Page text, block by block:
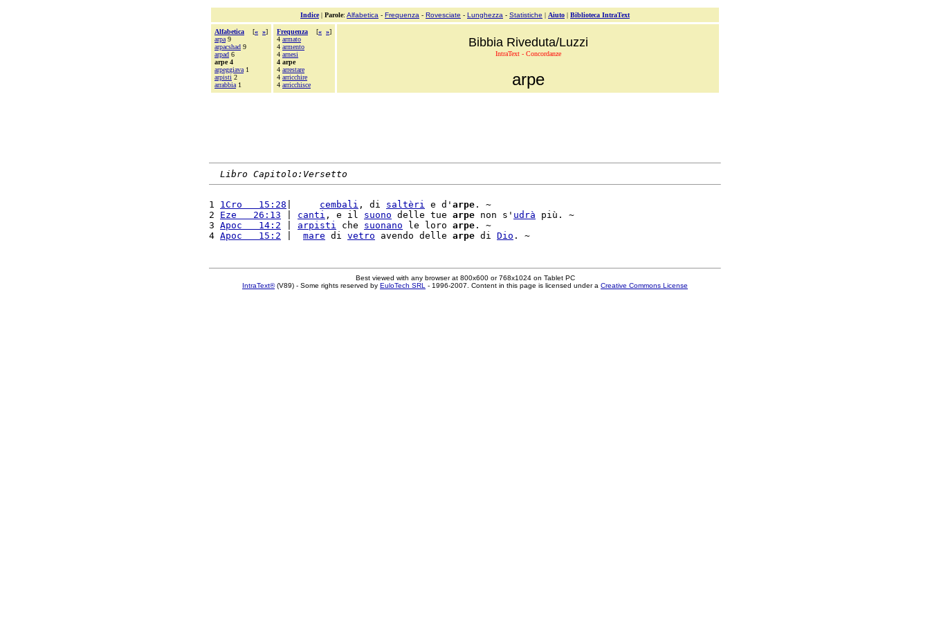
Indice| Parole: Alfabetica - Frequenza - Rovesciate - Lunghezza - Statistiche | Aiuto | Biblioteca IntraText
Alfabetica [« »]
arpa 9
arpacshad 9
arpad 6
arpe 4
arpeggiava 1
arpisti 2
arrabbia 1
Frequenza [« »]
4 armato
4 armento
4 arnesi
4 arpe
4 arrestare
4 arricchire
4 arricchisce
Bibbia Riveduta/Luzzi
IntraText - Concordanze
arpe
Libro Capitolo:Versetto
1 1Cro   15:28 cembali , di saltèri e d' arpe . ~
2 Eze   26:13 canti , e il suono delle tue arpe non s' udrà più. ~
3 Apoc   14:2 arpisti che suonano le loro arpe . ~
4 Apoc   15:2 mare di vetro avendo delle arpe di Dio
Best viewed with any browser at 800x600 or 768x1024 on Tablet PC
IntraText®(V89) - Some rights reserved by EuloTech SRL - 1996-2007. Content in this page is licensed under a Creative Commons License